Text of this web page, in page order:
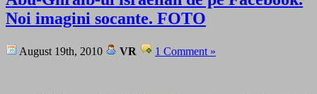
Noi imagini socante. FOTO
August 19th, 2010 VR 1 Comment »